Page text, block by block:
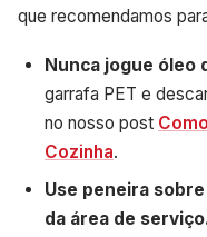
que recomendamos
Nunca jogue óleo
garrafa PET e
no nosso post
Cozinha.
Use peneira
da área de